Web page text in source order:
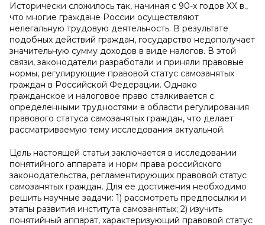
Исторически сложилось так, начиная с 90-х годов ХХ в.,
что многие граждане России осуществляют
нелегальную трудовую деятельность. В результате
подобных действий граждан, государство недополучает
значительную сумму доходов в виде налогов. В этой
связи, законодатели разработали и приняли правовые
нормы, регулирующие правовой статус самозанятых
граждан в Российской Федерации. Однако
гражданское и налоговое право сталкивается с
определенными трудностями в области регулирования
правового статуса самозанятых граждан, что делает
рассматриваемую тему исследования актуальной.
Цель настоящей статьи заключается в исследовании
понятийного аппарата и норм права российского
законодательства, регламентирующих правовой статус
самозанятых граждан. Для ее достижения необходимо
решить научные задачи: 1) рассмотреть предпосылки и
этапы развития института самозанятых; 2) изучить
понятийный аппарат, характеризующий правовой статус